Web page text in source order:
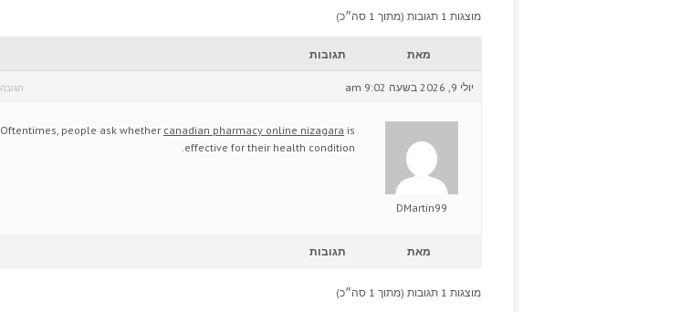
מוצגות 1 תגובות (מתוך 1 סה״כ)
מאת תגובות
יולי 9, 2026 בשעה 9:02 am תגובה
DMartin99
Oftentimes, people ask whether canadian pharmacy online nizagara is
effective for their health condition.
מאת תגובות
מוצגות 1 תגובות (מתוך 1 סה״כ)